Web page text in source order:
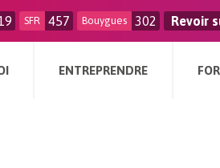
SFR 457 Bouygues 302 Revoir
ENTREPRENDRE